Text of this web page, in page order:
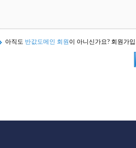
아직도 반값도메인 회원 이 아니신가요? 회원가